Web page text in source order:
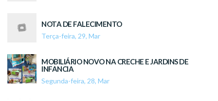
NOTA DE FALECIMENTO
Terça-feira, 29, Mar
MOBILIÁRIO NOVO NA CRECHE E JARDINS DE
INFANCIA
Segunda-feira, 28, Mar